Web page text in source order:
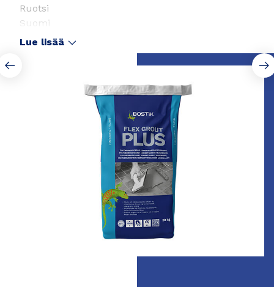
Ruotsi
Suomi
Tanska
Lue lisää